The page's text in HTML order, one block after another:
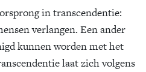
in transcendentie:
verlangen. Een ander
kunnen worden met het
laat zich volgens